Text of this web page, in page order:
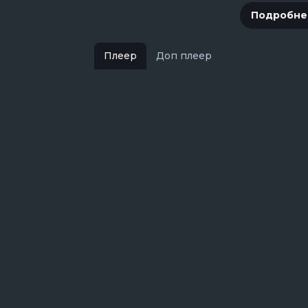
Плеер Доп плеер